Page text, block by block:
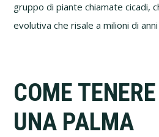
gruppo di piante chiamate cicadi,
evolutiva che risale a milioni di
COME
UNA PALMA